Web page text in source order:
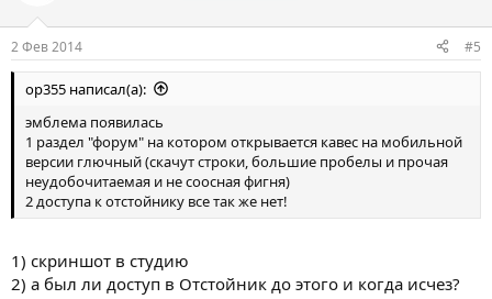
2 Фев 2014 #5
op355 написал(а):
эмблема появилась
1 раздел "форум" на котором открывается кавес на мобильной
версии глючный (скачут строки, большие пробелы и прочая
неудобочитаемая и не соосная фигня)
2 доступа к отстойнику все так же нет!
1) скриншот в студию
2) а был ли доступ в Отстойник до этого и когда исчез?